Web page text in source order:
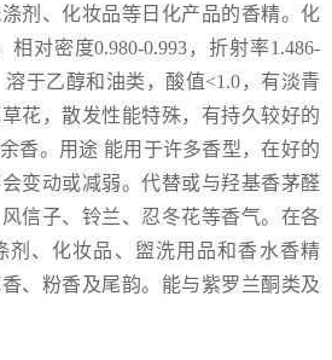
剂、化妆品等日化产品的香精。化
对密度0.980-0.993，折射率1.486-
于乙醇和油类，酸值<1.0，有淡青
花，散发性能特殊，有持久较好的
香。用途 能用于许多香型，在好的
变动或减弱。代替或与羟基香茅醛
信子、铃兰、忍冬花等香气。在各
剂、化妆品、盥洗用品和香水香精
、粉香及尾韵。能与紫罗兰酮类及